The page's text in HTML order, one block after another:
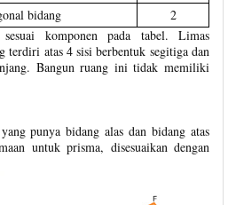
bidang
2
komponen pada tabel. Limas
terdiri atas 4 sisi berbentuk segitiga dan
Bangun ruang ini tidak memiliki
punya bidang alas dan bidang atas
untuk prisma, disesuaikan dengan